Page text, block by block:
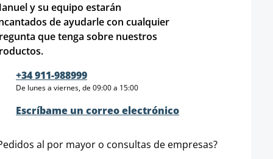
y su equipo estarán
de ayudarle con cualquier
que tenga sobre nuestros
+34 911-988999
De lunes a viernes, de 09:00 a 15:00
Escríbame un correo electrónico
al por mayor o consultas de empresas?